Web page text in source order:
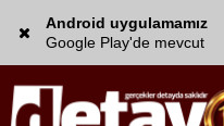
Android uygulamamız
Google Play'de mevcut